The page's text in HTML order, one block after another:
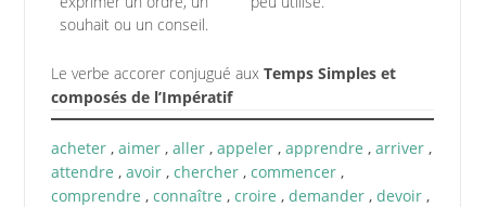
souhait ou un conseil.
Le verbe accorer conjugué aux Temps Simples et
composés de l’Impératif
acheter, aimer, aller, appeler, apprendre , arriver,
attendre , avoir, chercher, commencer,
comprendre , connaître , croire , demander, devoir,